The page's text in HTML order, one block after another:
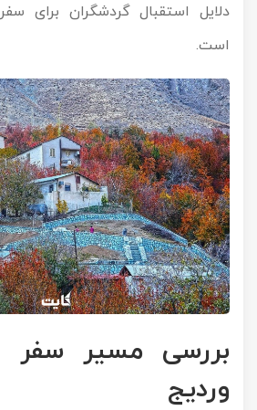
دلایل استقبال گردشگران برای
است.
بررسی مسیر سفر
وردیج